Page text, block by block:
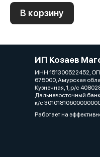
В корзину
ИП Козаев
ИНН 151300522452,
675000, Амурская
Кузнечная, 1, р/с
Дальневосточный
к/с
Работает на